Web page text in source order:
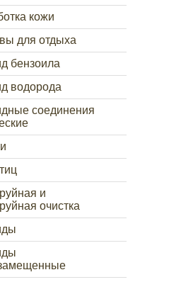
кожи
для отдыха
бензоила
водорода
соединения
и
очистка